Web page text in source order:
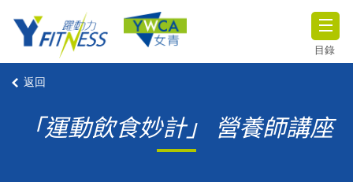
目錄
返回
「運動飲食妙計」 營養師講座